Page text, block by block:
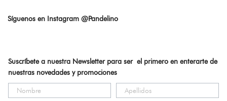
Síguenos en Instagram @Pandelino
Suscríbete a nuestra Newsletter para ser el primero en enterarte de
nuestras novedades y promociones